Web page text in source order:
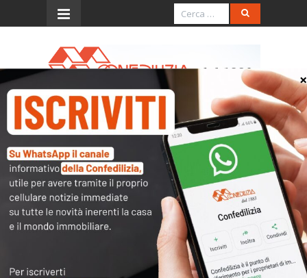
Menu
Il Giorno – 2.7.2016 – La
fiducia minata dalle tasse